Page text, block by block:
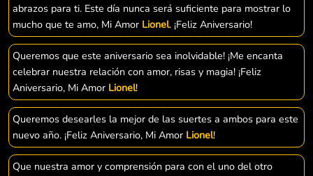
abrazos para ti. Este día nunca será suficiente para mostrar lo
mucho que te amo, Mi Amor Lionel. ¡Feliz Aniversario!
Queremos que este aniversario sea inolvidable! ¡Me encanta
celebrar nuestra relación con amor, risas y magia! ¡Feliz
Aniversario, Mi Amor Lionel!
Queremos desearles la mejor de las suertes a ambos para este
nuevo año. ¡Feliz Aniversario, Mi Amor Lionel!
Que nuestra amor y comprensión para con el uno del otro